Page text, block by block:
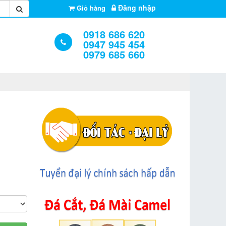
Giỏ hàng Đăng nhập
0918 686 620
0947 945 454
0979 685 660